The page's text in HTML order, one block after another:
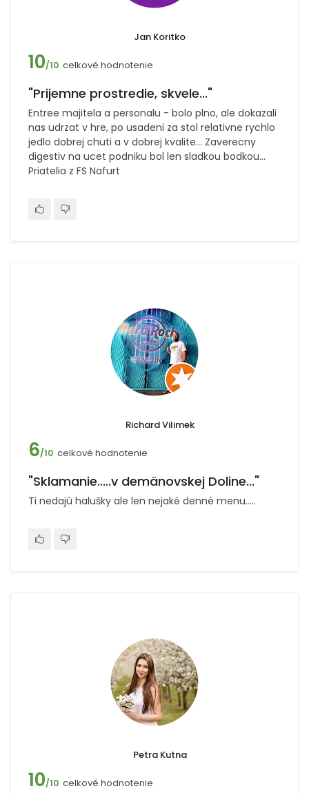
Jan Koritko
10/10 celkové hodnotenie
"Prijemne prostredie, skvele..."
Entree majitela a personalu - bolo plno, ale dokazali
nas udrzat v hre, po usadeni za stol relativne rychlo
jedlo dobrej chuti a v dobrej kvalite… Zaverecny
digestiv na ucet podniku bol len sladkou bodkou…
Priatelia z FS Nafurt
Richard Vilimek
6/10 celkové hodnotenie
"Sklamanie.....v demänovskej Doline..."
Ti nedajú halušky ale len nejaké denné menu.....
Petra Kutna
10/10 celkové hodnotenie